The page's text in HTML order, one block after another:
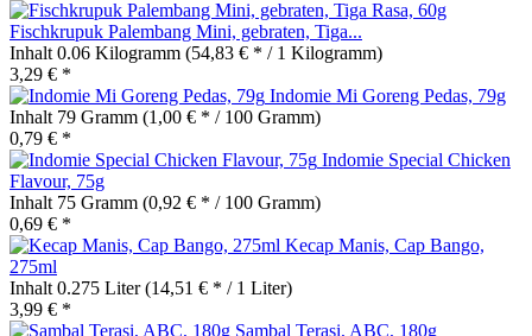
Fischkrupuk Palembang Mini, gebraten, Tiga...
Inhalt 0.06 Kilogramm (54,83 € * / 1 Kilogramm)
3,29 € *
Indomie Mi Goreng Pedas, 79g
Inhalt 79 Gramm (1,00 € * / 100 Gramm)
0,79 € *
Indomie Special Chicken
Flavour, 75g
Inhalt 75 Gramm (0,92 € * / 100 Gramm)
0,69 € *
Kecap Manis, Cap Bango,
275ml
Inhalt 0.275 Liter(14,51 € * / 1 Liter)
3,99 € *
Sambal Terasi, ABC, 180g